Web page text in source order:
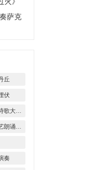
萨克
丘
伏
国际诗歌大奖赛
文爱艺朗诵诗歌
奏